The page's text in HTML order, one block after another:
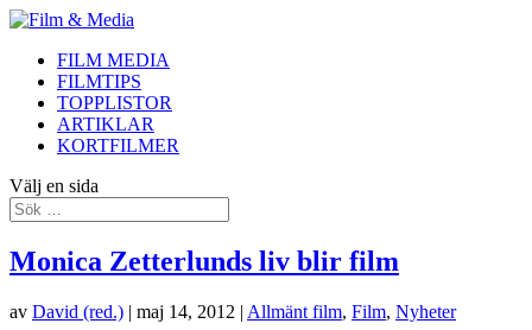
FILM MEDIA
FILMTIPS
TOPPLISTOR
ARTIKLAR
KORTFILMER
Välj en sida
Monica Zetterlunds liv blir film
av David (red.) | maj 14, 2012 | Allmänt film, Film, Nyheter